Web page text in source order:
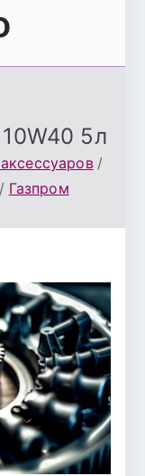
5л
Газпром